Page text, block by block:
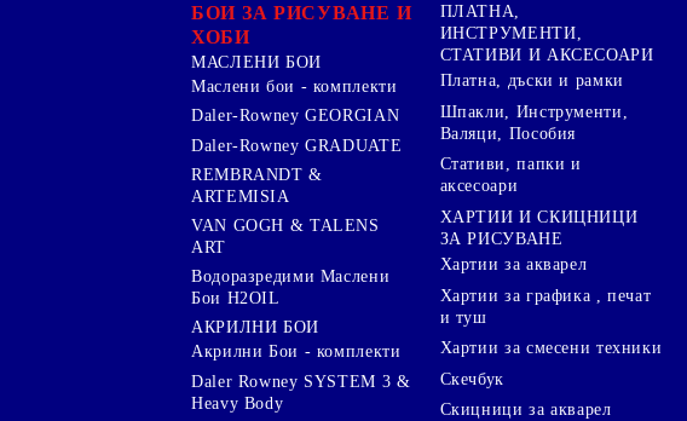
БОИ ЗА РИСУВАНЕ И
ХОБИ
МАСЛЕНИ БОИ
Маслени бои - комплекти
Daler-Rowney GEORGIAN
Daler-Rowney GRADUATE
REMBRANDT &
ARTEMISIA
VAN GOGH & TALENS
ART
Водоразредими Маслени
Бои H2OIL
АКРИЛНИ БОИ
Акрилни Бои - комплекти
Daler Rowney SYSTEM 3 &
Heavy Body
ПЛАТНА,
ИНСТРУМЕНТИ,
СТАТИВИ И АКСЕСОАРИ
Платна, дъски и рамки
Шпакли, Инструменти,
Валяци, Пособия
Стативи, папки и
аксесоари
ХАРТИИ И СКИЦНИЦИ
ЗА РИСУВАНЕ
Хартии за акварел
Хартии за графика , печат
и туш
Хартии за смесени техники
Скечбук
Скицници за акварел